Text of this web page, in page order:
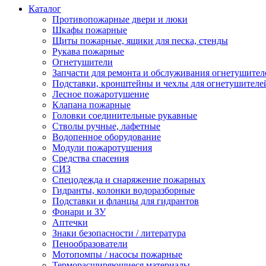
Каталог
Противопожарные двери и люки
Шкафы пожарные
Щиты пожарные, ящики для песка, стенды
Рукава пожарные
Огнетушители
Запчасти для ремонта и обслуживания
Подставки, кронштейны и чехлы для
Лесное пожаротушение
Клапана пожарные
Головки соединительные рукавные
Стволы ручные, лафетные
Водопенное оборудование
Модули пожаротушения
Средства спасения
СИЗ
Спецодежда и снаряжение пожарных
Гидранты, колонки водоразборные
Подставки и фланцы для гидрантов
Фонари и ЗУ
Аптечки
Знаки безопасности / литература
Пенообразователи
Мотопомпы / насосы пожарные